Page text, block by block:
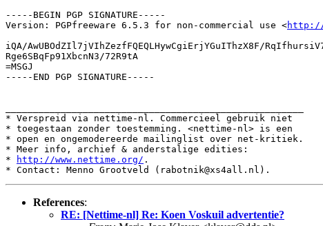
-----BEGIN PGP SIGNATURE-----
Version: PGPfreeware 6.5.3 for non-commercial use <http://
iQA/AwUBOdZIl7jVIhZezfFQEQLHywCgiErjYGuIThzX8F/
Rge6SBqFp91XbcnN3/72R9tA
=MSGJ
-----END PGP SIGNATURE-----
* Verspreid via nettime-nl. Commercieel gebruik niet
* toegestaan zonder toestemming. <nettime-nl> is een
* open en ongemodereerde mailinglist over net-kritiek.
* Meer info, archief & anderstalige edities:
*
http://www.nettime.org/ .
References:
RE: [Nettime-nl] Re: Koen Voskuil advertentie?